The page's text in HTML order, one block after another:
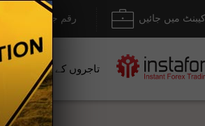
رقم جمع کروانا / کیبنٹ میں جائیں
تاجروں کے لیے